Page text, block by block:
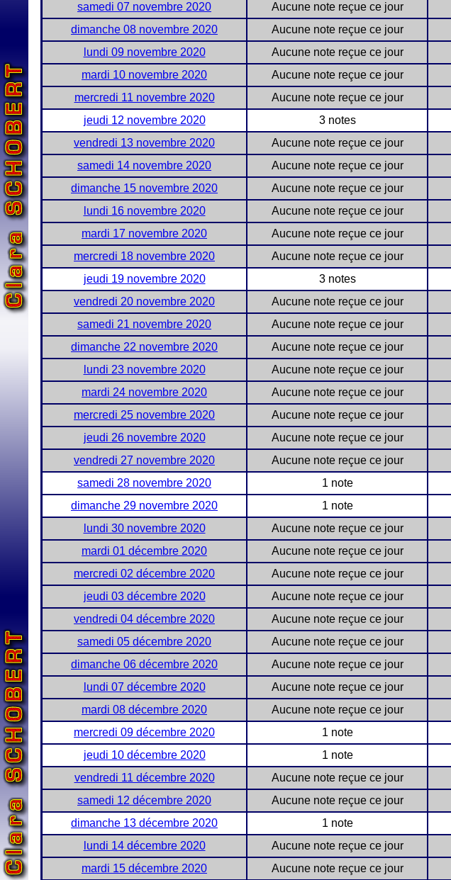
samedi 07 novembre 2020
Aucune note reçue ce jour
dimanche 08 novembre 2020
Aucune note reçue ce jour
lundi 09 novembre 2020
Aucune note reçue ce jour
mardi 10 novembre 2020
Aucune note reçue ce jour
mercredi 11 novembre 2020
Aucune note reçue ce jour
jeudi 12 novembre 2020
3 notes
vendredi 13 novembre 2020
Aucune note reçue ce jour
samedi 14 novembre 2020
Aucune note reçue ce jour
dimanche 15 novembre 2020
Aucune note reçue ce jour
lundi 16 novembre 2020
Aucune note reçue ce jour
mardi 17 novembre 2020
Aucune note reçue ce jour
mercredi 18 novembre 2020
Aucune note reçue ce jour
jeudi 19 novembre 2020
3 notes
vendredi 20 novembre 2020
Aucune note reçue ce jour
samedi 21 novembre 2020
Aucune note reçue ce jour
dimanche 22 novembre 2020
Aucune note reçue ce jour
lundi 23 novembre 2020
Aucune note reçue ce jour
mardi 24 novembre 2020
Aucune note reçue ce jour
mercredi 25 novembre 2020
Aucune note reçue ce jour
jeudi 26 novembre 2020
Aucune note reçue ce jour
vendredi 27 novembre 2020
Aucune note reçue ce jour
samedi 28 novembre 2020
1 note
dimanche 29 novembre 2020
1 note
lundi 30 novembre 2020
Aucune note reçue ce jour
mardi 01 décembre 2020
Aucune note reçue ce jour
mercredi 02 décembre 2020
Aucune note reçue ce jour
jeudi 03 décembre 2020
Aucune note reçue ce jour
vendredi 04 décembre 2020
Aucune note reçue ce jour
samedi 05 décembre 2020
Aucune note reçue ce jour
dimanche 06 décembre 2020
Aucune note reçue ce jour
lundi 07 décembre 2020
Aucune note reçue ce jour
mardi 08 décembre 2020
Aucune note reçue ce jour
mercredi 09 décembre 2020
1 note
jeudi 10 décembre 2020
1 note
vendredi 11 décembre 2020
Aucune note reçue ce jour
samedi 12 décembre 2020
Aucune note reçue ce jour
dimanche 13 décembre 2020
1 note
lundi 14 décembre 2020
Aucune note reçue ce jour
mardi 15 décembre 2020
Aucune note reçue ce jour